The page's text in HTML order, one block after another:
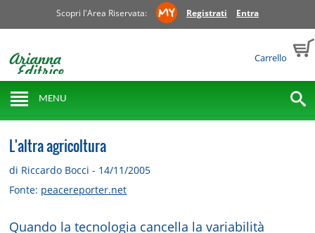
Scopri l'Area Riservata: Registrati Entra
Carrello
MENU
L'altra agricoltura
di Riccardo Bocci - 14/11/2005
Fonte: peacereporter.net
Quando la tecnologia cancella la variabilità